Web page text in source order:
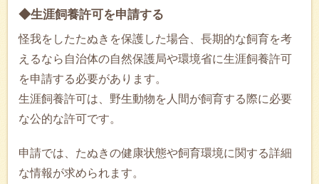
◆生涯飼養許可を申請する
怪我をしたたぬきを保護した場合、長期的な飼育を考
えるなら自治体の自然保護局や環境省に生涯飼養許可
を申請する必要があります。
生涯飼養許可は、野生動物を人間が飼育する際に必要
な公的な許可です。
申請では、たぬきの健康状態や飼育環境に関する詳細
な情報が求められます。